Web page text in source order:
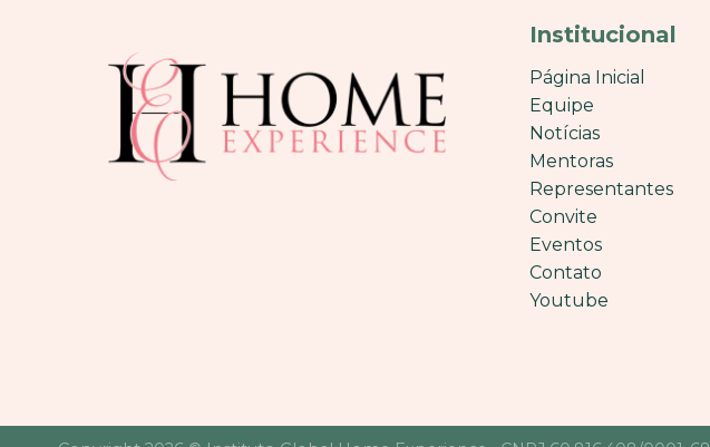
Institucional
Página Inicial
Equipe
Notícias
Mentoras
Representantes
Convite
Eventos
Contato
Youtube